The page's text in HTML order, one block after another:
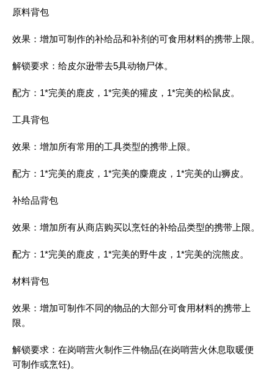
原料背包
效果：增加可制作的补给品和补剂的可食用材料的携带上限。
解锁要求：给皮尔逊带去5具动物尸体。
配方：1*完美的鹿皮，1*完美的獾皮，1*完美的松鼠皮。
工具背包
效果：增加所有常用的工具类型的携带上限。
配方：1*完美的鹿皮，1*完美的麋鹿皮，1*完美的山狮皮。
补给品背包
效果：增加所有从商店购买以烹饪的补给品类型的携带上限。
配方：1*完美的鹿皮，1*完美的野牛皮，1*完美的浣熊皮。
材料背包
效果：增加可制作不同的物品的大部分可食用材料的携带上
限。
解锁要求：在岗哨营火制作三件物品(在岗哨营火休息取暖便
可制作或烹饪)。